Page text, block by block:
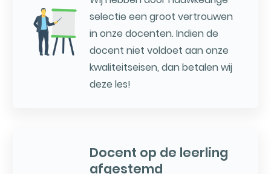
selectie een groot vertrouwen
in onze docenten. Indien de
docent niet voldoet aan onze
kwaliteitseisen, dan betalen wij
deze les!
Docent op de leerling
afgestemd